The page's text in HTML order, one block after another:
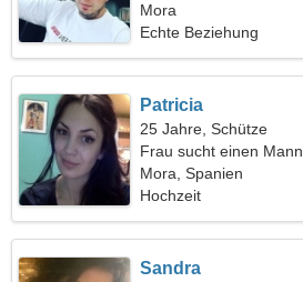
Mora
Echte Beziehung
Patricia
25 Jahre, Schütze
Frau sucht einen Mann
Mora, Spanien
Hochzeit
Sandra